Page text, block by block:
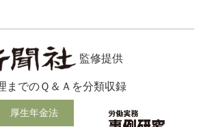
監修提供
までのＱ＆Ａを分類収録
厚生年金法